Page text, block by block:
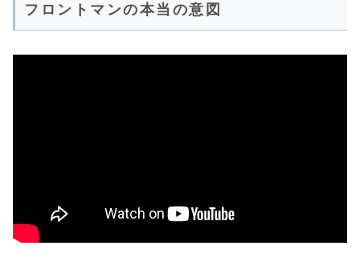
フロントマンの本当の意図